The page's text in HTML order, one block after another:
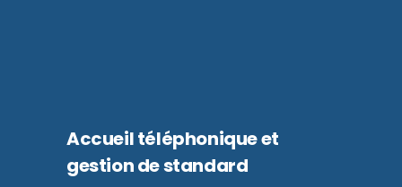
Accueil téléphonique et
gestion de standard